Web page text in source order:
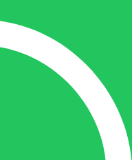
in de